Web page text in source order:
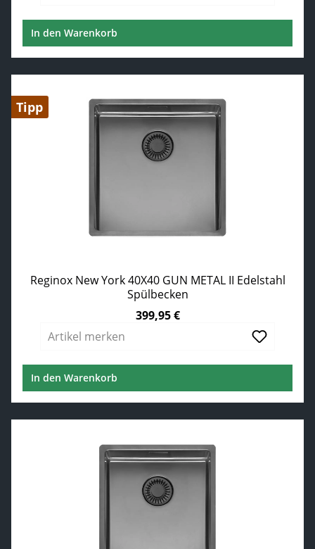
In den Warenkorb
Tipp
Reginox New York 40X40 GUN METAL II Edelstahl
Spülbecken
399,95 €
Artikel merken
In den Warenkorb